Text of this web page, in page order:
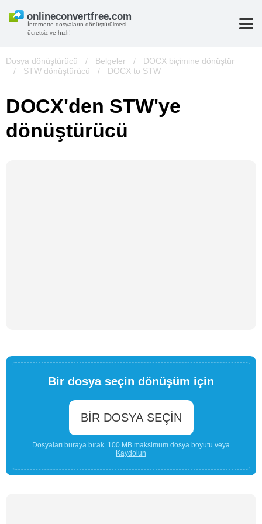
İnternette dosyaların dönüştürülmesi
ücretsiz ve hızlı!
Dosya dönüştürücü / Belgeler /
DOCX biçimine dönüştür
/
STW dönüştürücü / DOCX to STW
DOCX'den STW'ye
dönüştürücü
Bir dosya seçin dönüşüm için
BIR DOSYA SEÇIN
Dosyaları buraya bırak. 100 MB maksimum dosya boyutu veya
Kaydolun